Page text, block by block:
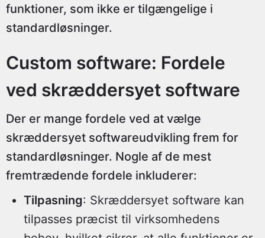
funktioner, som ikke er tilgængelige i
standardløsninger.
Custom software: Fordele
ved skræddersyet software
Der er mange fordele ved at vælge
skræddersyet softwareudvikling frem for
standardløsninger. Nogle af de mest
fremtrædende fordele inkluderer:
Tilpasning: Skræddersyet software kan
tilpasses præcist til virksomhedens